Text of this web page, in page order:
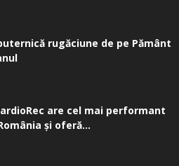
rugăciune de pe Pământ
are cel mai performant
și oferă...